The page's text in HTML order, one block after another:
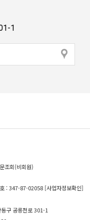
1
조회(비회원)
: 347-87-02058 [사업자정보확인]
구 공릉천로 301-1